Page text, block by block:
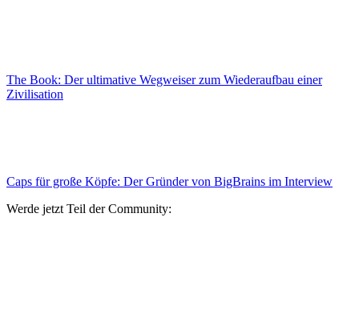
The Book: Der ultimative Wegweiser zum Wiederaufbau einer
Zivilisation
Caps für große Köpfe: Der Gründer von BigBrains im Interview
Werde jetzt Teil der Community: